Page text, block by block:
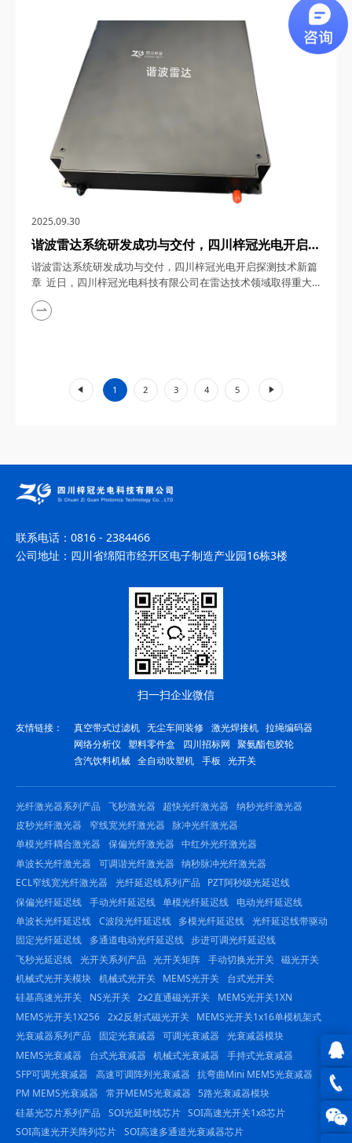
0.5~18GHz微波自动增益控制模块，为5G/6G通信基站、卫星通
信、雷达探测、电子对抗、微波测量与测试设备以及深空探测等
领域带来了革命性的解决方案。下面...
2025.09.30
谐波雷达系统研发成功与交付，四川梓冠光电开启探
测技术新篇章
谐波雷达系统研发成功与交付，四川梓冠光电开启探测技术新篇
章 近日，四川梓冠光电科技有限公司在雷达技术领域取得重大
突破，其自主研发的谐波雷达系统成功完成研发并顺利交付使
用。这一成果不仅彰显了企业在光电技术领域的深厚积累，更为
1 2 3 4 5
QQ在
线咨
0816
联系电话： 0816 - 2384466
公司地址： 四川省绵阳市经开区电子制造产业园16栋3楼
扫一扫企业微信
友情链接： 真空带式过滤机 无尘车间装修 激光焊接机 拉绳编码器
网络分析仪 塑料零件盒 四川招标网
聚氨酯包胶轮
含汽饮料机械 全自动吹塑机 手板 光开关
光纤激光器系列产品 飞秒激光器 超快光纤激光器
纳秒光纤激光器
皮秒光纤激光器
窄线宽光纤激光器
脉冲光纤激光器
单模光纤耦合激光器
保偏光纤激光器 中红外光纤激光器
单波长光纤激光器
可调谐光纤激光器 纳秒脉冲光纤激光器
ECL窄线宽光纤激光器
光纤延迟线系列产品
PZT阿秒级光延迟线
保偏光纤延迟线 手动光纤延迟线 单模光纤延迟线
电动光纤延迟线
单波长光纤延迟线 C波段光纤延迟线 多模光纤延迟线 光纤延迟线带驱动
固定光纤延迟线
多通道电动光纤延迟线 步进可调光纤延迟线
飞秒光延迟线 光开关系列产品 光开关矩阵 手动切换光开关 磁光开关
机械式光开关模块 机械式光开关 MEMS光开关
台式光开关
硅基高速光开关
NS光开关 2x2直通磁光开关
MEMS光开关1XN
MEMS光开关1X256 2x2反射式磁光开关
MEMS光开关1x16单模机架式
光衰减器系列产品
固定光衰减器 可调光衰减器
光衰减器模块
MEMS光衰减器
台式光衰减器 机械式光衰减器
手持式光衰减器
SFP可调光衰减器
高速可调阵列光衰减器 抗弯曲Mini MEMS光衰减器
PM MEMS光衰减器
常开MEMS光衰减器 5路光衰减器模块
硅基光芯片系列产品
SOI光延时线芯片 SOI高速光开关1x8芯片
SOI高速光开关阵列芯片 SOI高速多通道光衰减器芯片